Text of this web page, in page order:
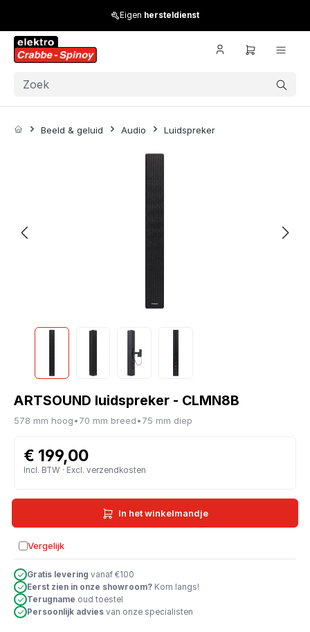
Eigen hersteldienst
Beeld & geluid Audio Luidspreker
ARTSOUND luidspreker - CLMN8B
578 mm hoog•70 mm breed•75 mm diep
€ 199,00
Incl. BTW · Excl. verzendkosten
In het winkelmandje
Vergelijk
Toevoegen aan vergelijking
Gratis levering vanaf €100
Eerst zien in onze showroom? Kom langs!
Terugname oud toestel
Persoonlijk advies van onze specialisten